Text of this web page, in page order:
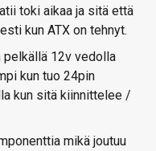
toki aikaa ja sitä että
kun ATX on tehnyt.
pelkällä 12v vedolla
kun tuo 24pin
kun sitä kiinnittelee /
mikä joutuu